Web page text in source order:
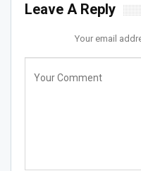
Leave A Reply
Your email